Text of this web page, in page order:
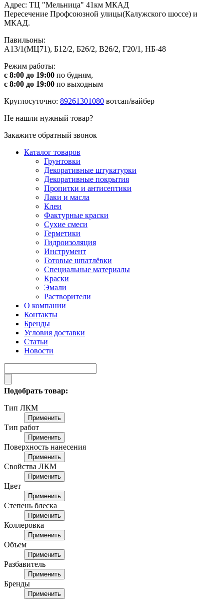
Адрес: ТЦ "Мельница" 41км МКАД
Пересечение Профсоюзной улицы(Калужского шоссе) и
МКАД.
Павильоны:
А13/1(МЦ71), Б12/2, Б26/2, В26/2, Г20/1, НБ-48
Режим работы:
с 8:00 до 19:00 по будням,
с 8:00 до 19:00 по выходным
Круглосуточно: 89261301080 вотсап/вайбер
Не нашли нужный товар?
Закажите обратный звонок
Каталог товаров
Грунтовки
Декоративные штукатурки
Декоративные покрытия
Пропитки и антисептики
Лаки и масла
Клеи
Фактурные краски
Сухие смеси
Герметики
Гидроизоляция
Инструмент
Готовые шпатлёвки
Специальные материалы
Краски
Эмали
Растворители
О компании
Контакты
Бренды
Условия доставки
Статьи
Новости
Подобрать товар:
Тип ЛКМ
Применить
Тип работ
Применить
Поверхность нанесения
Применить
Свойства ЛКМ
Применить
Цвет
Применить
Степень блеска
Применить
Коллеровка
Применить
Объем
Применить
Разбавитель
Применить
Бренды
Применить